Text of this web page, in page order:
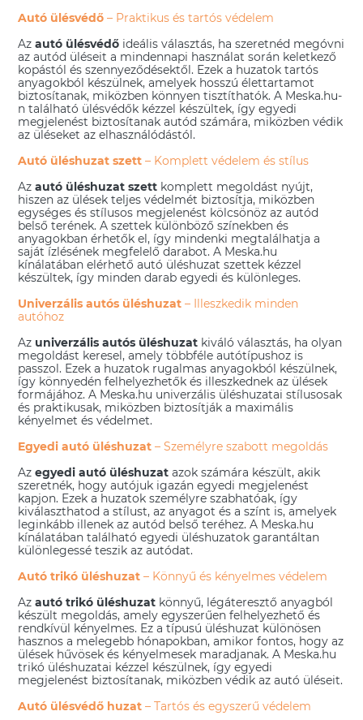
Autó ülésvédő – Praktikus és tartós védelem
Azautó ülésvédő ideális választás, ha szeretnéd megóvni
az autód üléseit a mindennapi használat során keletkező
kopástól és szennyeződésektől. Ezek a huzatok tartós
anyagokból készülnek, amelyek hosszú élettartamot
biztosítanak, miközben könnyen tisztíthatók. A Meska.hu-
n található ülésvédők kézzel készültek, így egyedi
megjelenést biztosítanak autód számára, miközben védik
az üléseket az elhasználódástól.
Autó üléshuzat szett – Komplett védelem és stílus
Azautó üléshuzat szett komplett megoldást nyújt,
hiszen az ülések teljes védelmét biztosítja, miközben
egységes és stílusos megjelenést kölcsönöz az autód
belső terének. A szettek különböző színekben és
anyagokban érhetők el, így mindenki megtalálhatja a
saját ízlésének megfelelő darabot. A Meska.hu
kínálatában elérhető autó üléshuzat szettek kézzel
készültek, így minden darab egyedi és különleges.
Univerzális autós üléshuzat – Illeszkedik minden
autóhoz
Az univerzális autós üléshuzat kiváló választás, ha olyan
megoldást keresel, amely többféle autótípushoz is
passzol. Ezek a huzatok rugalmas anyagokból készülnek,
így könnyedén felhelyezhetők és illeszkednek az ülések
formájához. A Meska.hu univerzális üléshuzatai stílusosak
és praktikusak, miközben biztosítják a maximális
kényelmet és védelmet.
Egyedi autó üléshuzat – Személyre szabott megoldás
Azegyedi autó üléshuzat azok számára készült, akik
szeretnék, hogy autójuk igazán egyedi megjelenést
kapjon. Ezek a huzatok személyre szabhatóak, így
kiválaszthatod a stílust, az anyagot és a színt is, amelyek
leginkább illenek az autód belső teréhez. A Meska.hu
kínálatában található egyedi üléshuzatok garantáltan
különlegessé teszik az autódat.
Autó trikó üléshuzat – Könnyű és kényelmes védelem
Azautó trikó üléshuzat könnyű, légáteresztő anyagból
készült megoldás, amely egyszerűen felhelyezhető és
rendkívül kényelmes. Ez a típusú üléshuzat különösen
hasznos a melegebb hónapokban, amikor fontos, hogy az
ülések hűvösek és kényelmesek maradjanak. A Meska.hu
trikó üléshuzatai kézzel készülnek, így egyedi
megjelenést biztosítanak, miközben védik az autó üléseit.
Autó ülésvédő huzat – Tartós és egyszerű védelem